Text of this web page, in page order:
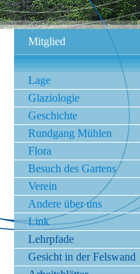
Mitglied
Lage
Glaziologie
Geschichte
Rundgang Mühlen
Flora
Besuch des Gartens
Verein
Andere über uns
Link
Lehrpfade
Gesicht in der Felswand